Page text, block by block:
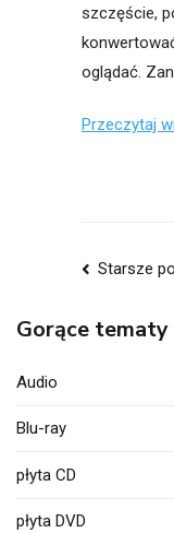
szczęście,
oglądać.
Przeczytaj
po
Starsze
Gorące tematy
Audio
Blu-ray
płyta CD
płyta DVD